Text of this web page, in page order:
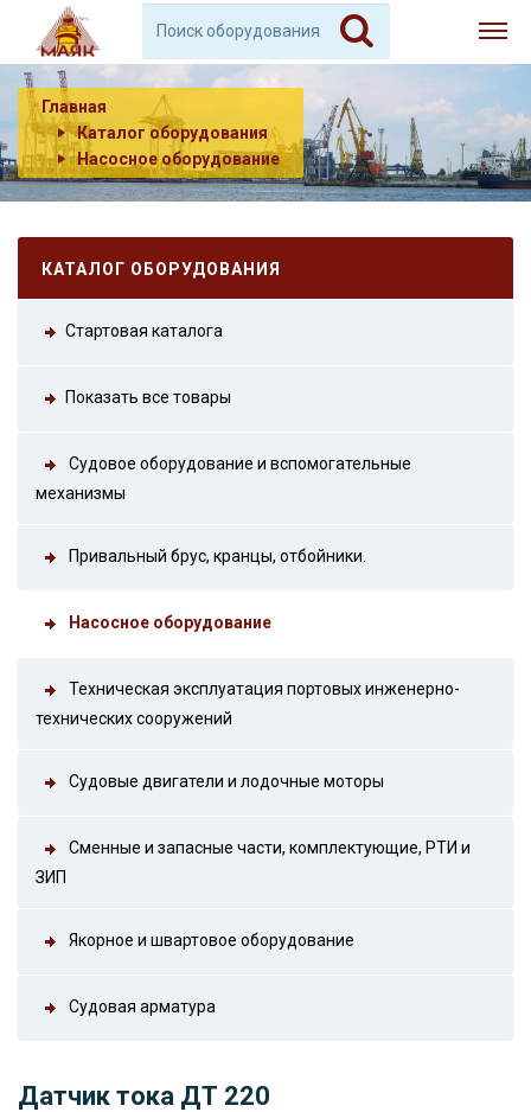
Главная
Каталог оборудования
Насосное оборудование
КАТАЛОГ ОБОРУДОВАНИЯ
Стартовая каталога
Показать все товары
Судовое оборудование и вспомогательные
механизмы
Привальный брус, кранцы, отбойники.
Насосное оборудование
Техническая эксплуатация портовых инженерно-
технических сооружений
Судовые двигатели и лодочные моторы
Сменные и запасные части, комплектующие, РТИ и
ЗИП
Якорное и швартовое оборудование
Судовая арматура
Датчик тока ДТ 220